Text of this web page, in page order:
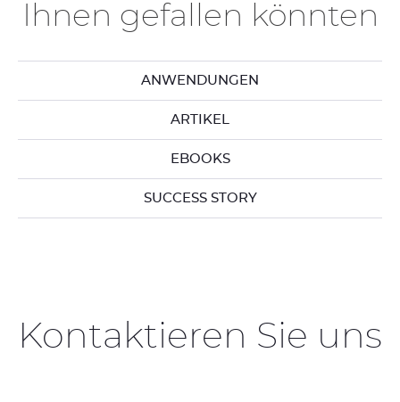
Ihnen gefallen könnten
ANWENDUNGEN
ARTIKEL
EBOOKS
SUCCESS STORY
Kontaktieren Sie uns